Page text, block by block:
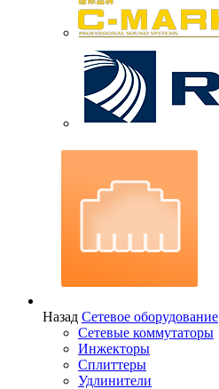
Назад Сетевое оборудование
Сетевые коммутаторы
Инжекторы
Сплиттеры
Удлинители